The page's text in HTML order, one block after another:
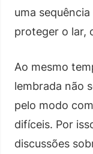
uma
proteger o lar,
Ao mesmo
lembrada não
pelo modo
difíceis. Por
discussões